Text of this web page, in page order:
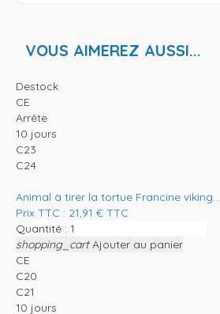
VOUS AIMEREZ AUSSI...
Destock
CE
Arrête
10 jours
C23
C24
Animal à tirer la tortue Francine viking...
Prix TTC : 21,91 € TTC
Quantité :
shopping_cart Ajouter au panier
CE
C20
C21
10 jours